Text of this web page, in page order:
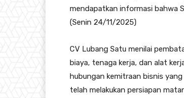
mendapatkan informasi bahwa
(Senin 24/11/2025)
CV Lubang Satu menilai
biaya, tenaga kerja, dan alat
hubungan kemitraan bisnis
telah melakukan persiapan